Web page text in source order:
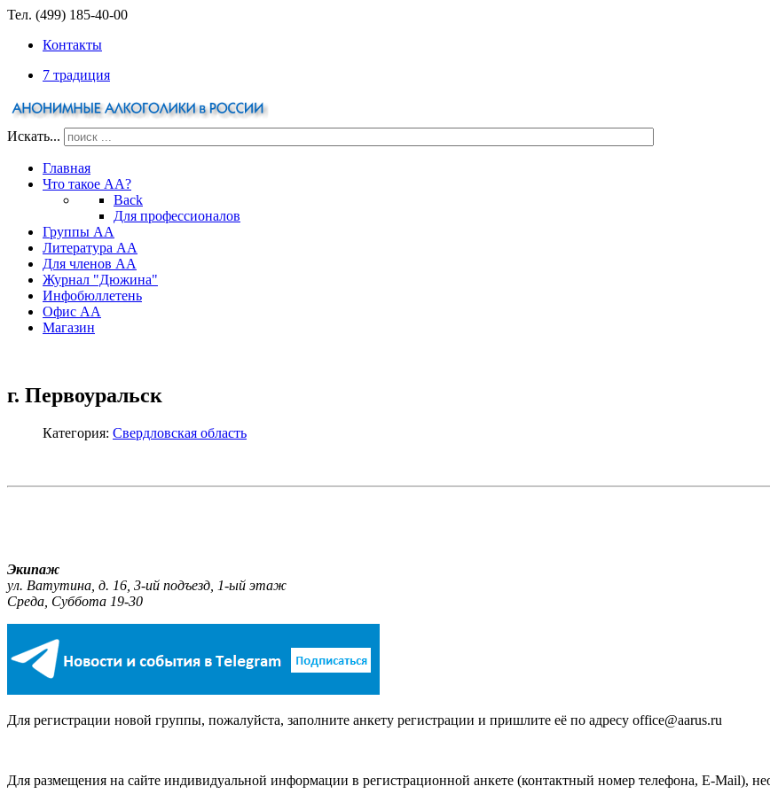
Тел. (499) 185-40-00
Контакты
7 традиция
Искать...
Главная
Что такое АА?
Back
Для профессионалов
Группы АА
Литература АА
Для членов АА
Журнал "Дюжина"
Инфобюллетень
Офис АА
Магазин
г. Первоуральск
Категория: Свердловская область
Экипаж
ул. Ватутина, д. 16, 3-ий подъезд, 1-ый этаж
Среда, Суббота 19-30
Для регистрации новой группы, пожалуйста, заполните анкету регистрации и пришлите её по адресу office@aarus.ru
Для размещения на сайте индивидуальной информации в регистрационной анкете (контактный номер телефона, E-Mail),